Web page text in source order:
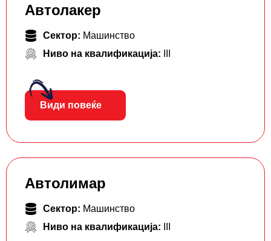
Автолакер
Сектор: Машинство
Ниво на квалификација:
Види повеќе
Автолимар
Сектор: Машинство
Ниво на квалификација: